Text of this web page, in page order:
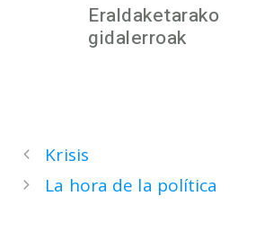
Eraldaketarako
gidalerroak
Krisis
La hora de la política